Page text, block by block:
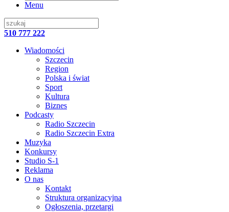
Menu
510 777 222
Wiadomości
Szczecin
Region
Polska i świat
Sport
Kultura
Biznes
Podcasty
Radio Szczecin
Radio Szczecin Extra
Muzyka
Konkursy
Studio S-1
Reklama
O nas
Kontakt
Struktura organizacyjna
Ogłoszenia, przetargi